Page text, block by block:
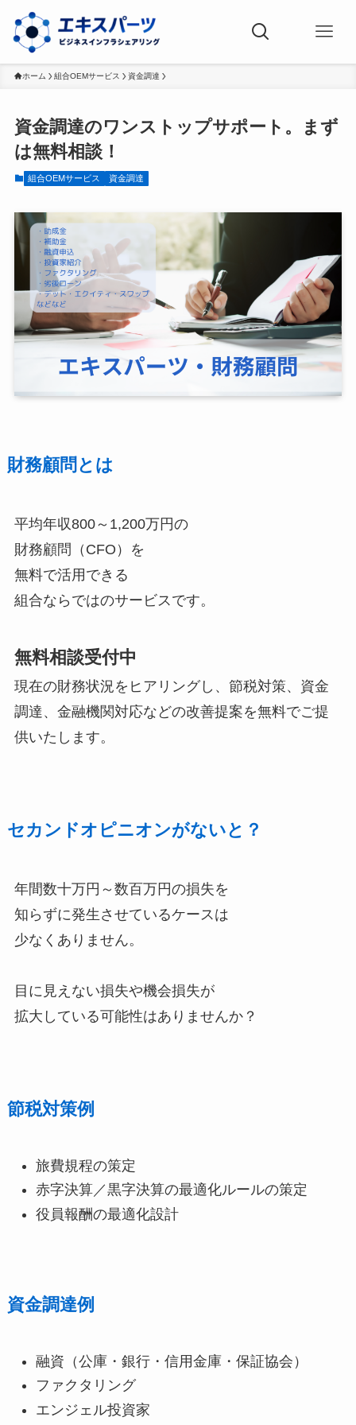
ホーム 組合OEMサービス 資金調達
資金調達のワンストップサポート。まず
は無料相談！
組合OEMサービス 資金調達
財務顧問とは
平均年収800～1,200万円の
財務顧問（CFO）を
無料で活用できる
組合ならではのサービスです。
無料相談受付中
現在の財務状況をヒアリングし、節税対策、資金
調達、金融機関対応などの改善提案を無料でご提
供いたします。
セカンドオピニオンがないと？
年間数十万円～数百万円の損失を
知らずに発生させているケースは
少なくありません。
目に見えない損失や機会損失が
拡大している可能性はありませんか？
節税対策例
旅費規程の策定
赤字決算／黒字決算の最適化ルールの策定
役員報酬の最適化設計
資金調達例
融資（公庫・銀行・信用金庫・保証協会）
ファクタリング
エンジェル投資家